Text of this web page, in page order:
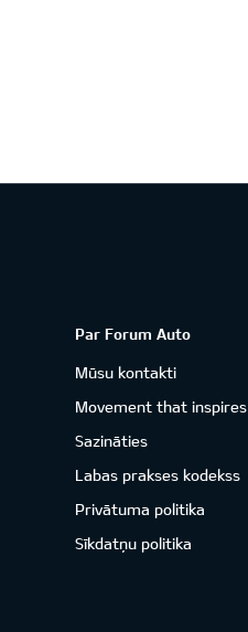
Par Forum Auto
Mūsu kontakti
Movement that inspires
Sazināties
Labas prakses kodekss
Privātuma politika
Sīkdatņu politika